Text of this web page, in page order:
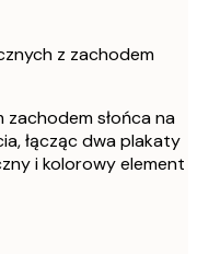
z zachodem
słońca na
łącząc dwa plakaty
i kolorowy element